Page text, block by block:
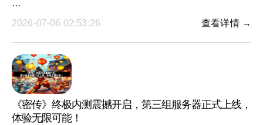
···
2026-07-06 02:53:26
查看详情 →
《密传》终极内测震撼开启，第三组服务器正式上线，
体验无限可能！